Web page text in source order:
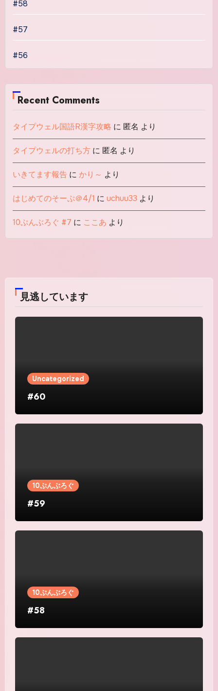
#58
#57
#56
Recent Comments
タイプウェル国語R漢字攻略 に 匿名 より
タイプウェルの打ち方に 匿名 より
いきてます報告に かり～ より
はじめてのそーぷ＠4/1 に uchuu33 より
10ぷんぶろぐ #7 に ここあ より
見逃しています
Uncategorized
#60
10ぷんぶろぐ
#59
10ぷんぶろぐ
#58